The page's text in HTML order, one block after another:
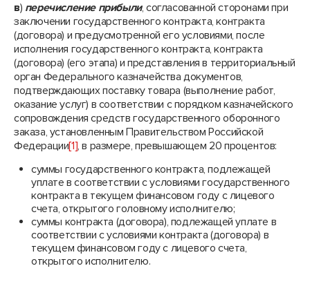
в) перечисление прибыли, согласованной сторонами при
заключении государственного контракта, контракта
(договора) и предусмотренной его условиями, после
исполнения государственного контракта, контракта
(договора) (его этапа) и представления в территориальный
орган Федерального казначейства документов,
подтверждающих поставку товара (выполнение работ,
оказание услуг) в соответствии с порядком казначейского
сопровождения средств государственного оборонного
заказа, установленным Правительством Российской
Федерации[1], в размере, превышающем 20 процентов:
суммы государственного контракта, подлежащей
уплате в соответствии с условиями государственного
контракта в текущем финансовом году с лицевого
счета, открытого головному исполнителю;
суммы контракта (договора), подлежащей уплате в
соответствии с условиями контракта (договора) в
текущем финансовом году с лицевого счета,
открытого исполнителю.